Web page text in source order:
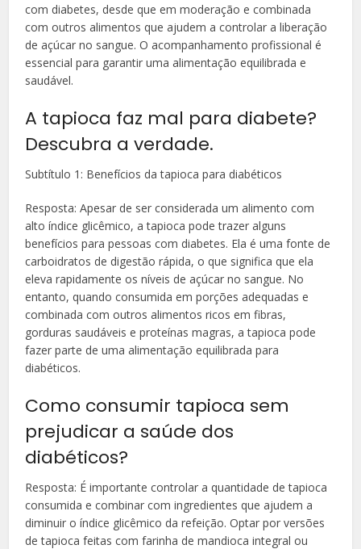
com diabetes, desde que em moderação e combinada
com outros alimentos que ajudem a controlar a liberação
de açúcar no sangue. O acompanhamento profissional é
essencial para garantir uma alimentação equilibrada e
saudável.
A tapioca faz mal para diabete?
Descubra a verdade.
Subtítulo 1: Benefícios da tapioca para diabéticos
Resposta: Apesar de ser considerada um alimento com
alto índice glicêmico, a tapioca pode trazer alguns
benefícios para pessoas com diabetes. Ela é uma fonte de
carboidratos de digestão rápida, o que significa que ela
eleva rapidamente os níveis de açúcar no sangue. No
entanto, quando consumida em porções adequadas e
combinada com outros alimentos ricos em fibras,
gorduras saudáveis ​​e proteínas magras, a tapioca pode
fazer parte de uma alimentação equilibrada para
diabéticos.
Como consumir tapioca sem
prejudicar a saúde dos
diabéticos?
Resposta: É importante controlar a quantidade de tapioca
consumida e combinar com ingredientes que ajudem a
diminuir o índice glicêmico da refeição. Optar por versões
de tapioca feitas com farinha de mandioca integral ou